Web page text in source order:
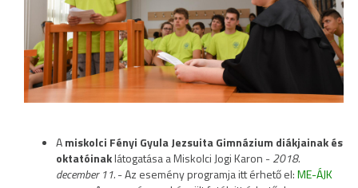
Amiskolci Fényi Gyula Jezsuita Gimnázium diákjainak és
oktatóinaklátogatása a Miskolci Jogi Karon -2018.
december 11.- Az esemény programja itt érhető el:ME-ÁJK